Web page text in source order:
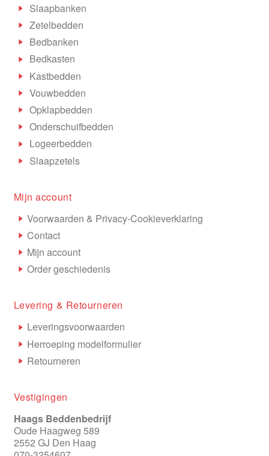
Slaapbanken
Zetelbedden
Bedbanken
Bedkasten
Kastbedden
Vouwbedden
Opklapbedden
Onderschuifbedden
Logeerbedden
Slaapzetels
Mijn account
Voorwaarden & Privacy-Cookieverklaring
Contact
Mijn account
Order geschiedenis
Levering & Retourneren
Leveringsvoorwaarden
Herroeping modelformulier
Retourneren
Vestigingen
Haags Beddenbedrijf
Oude Haagweg 589
2552 GJ Den Haag